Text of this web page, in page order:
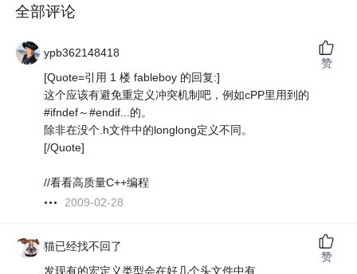
全部评论
ypb362148418
[Quote=引用 1 楼 fableboy 的回复:]
这个应该有避免重定义冲突机制吧，例如cPP里用到的
#ifndef～#endif...的。
除非在没个.h文件中的longlong定义不同。
[/Quote]
//看看高质量C++编程
2009-02-28
赞
猫已经找不回了
发现有的宏定义类型会在好几个头文件中有
赞